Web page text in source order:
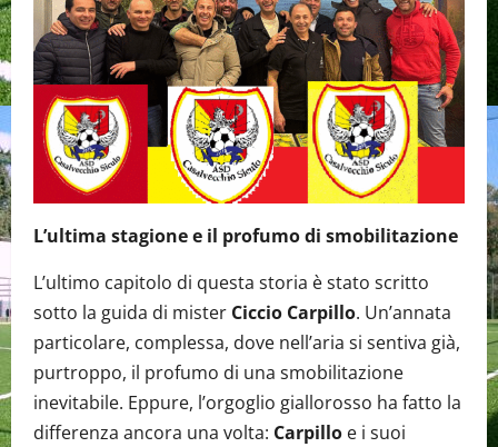
L’ultima stagione e il profumo di smobilitazione
L’ultimo capitolo di questa storia è stato scritto
sotto la guida di mister Ciccio Carpillo. Un’annata
particolare, complessa, dove nell’aria si sentiva già,
purtroppo, il profumo di una smobilitazione
inevitabile. Eppure, l’orgoglio giallorosso ha fatto la
differenza ancora una volta: Carpillo e i suoi